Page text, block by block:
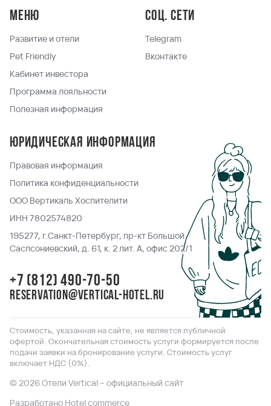
Меню
Развитие и отели
Pet Friendly
Кабинет инвестора
Программа лояльности
Полезная информация
Соц. сети
Telegram
Вконтакте
Юридическая информация
Правовая информация
Политика конфиденциальности
ООО Вертикаль Хоспителити
ИНН 7802574820
195277, г.Санкт-Петербург, пр-кт Большой
Саспсониевский, д. 61, к. 2 лит. А, офис 202/1
+7 (812) 490-70-50
reservation@vertical-hotel.ru
© 2026 Отели Vertical – официальный сайт
Стоимость, указанная на сайте, не является публичной
офертой. Окончательная стоимость услуги формируется после
подачи заявки на бронирование услуги. Стоимость услуг
включает НДС (0%).
Разработано Hotel commerce